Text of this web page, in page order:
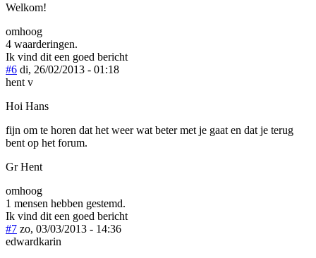
Welkom!
omhoog
4 waarderingen.
Ik vind dit een goed bericht
#6 di, 26/02/2013 - 01:18
hent v
Hoi Hans
fijn om te horen dat het weer wat beter met je gaat en dat je terug
bent op het forum.
Gr Hent
omhoog
1 mensen hebben gestemd.
Ik vind dit een goed bericht
#7 zo, 03/03/2013 - 14:36
edwardkarin